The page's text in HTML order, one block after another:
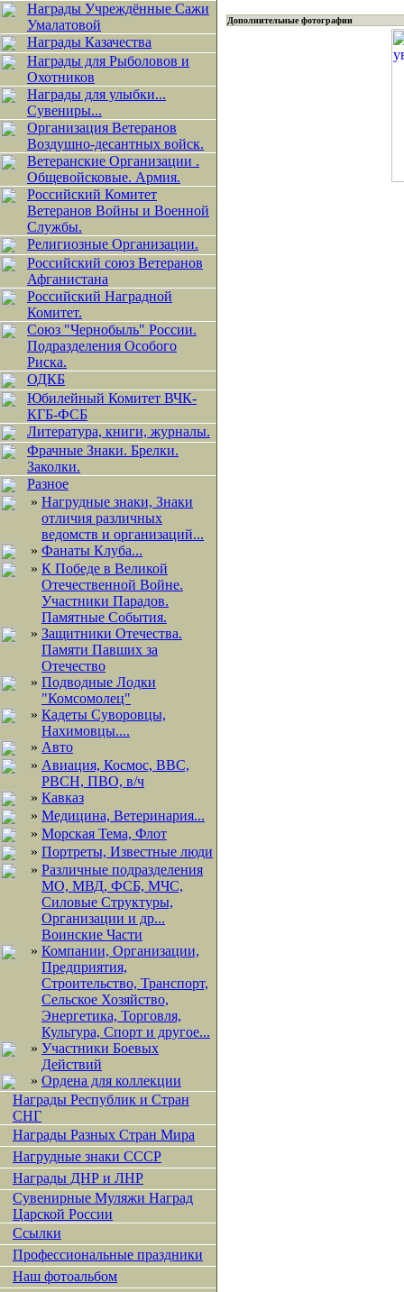
Награды Учреждённые Сажи
Умалатовой
Награды Казачества
Награды для Рыболовов и
Охотников
Награды для улыбки...
Сувениры...
Организация Ветеранов
Воздушно-десантных войск.
Ветеранские Организации .
Общевойсковые. Армия.
Российский Комитет
Ветеранов Войны и Военной
Службы.
Религиозные Организации.
Российский союз Ветеранов
Афганистана
Российский Наградной
Комитет.
Союз "Чернобыль" России.
Подразделения Особого
Риска.
ОДКБ
Юбилейный Комитет ВЧК-
КГБ-ФСБ
Литература, книги, журналы.
Фрачные Знаки. Брелки.
Заколки.
Разное
» Нагрудные знаки, Знаки
отличия различных
ведомств и организаций...
» Фанаты Клуба...
» К Победе в Великой
Отечественной Войне.
Участники Парадов.
Памятные События.
» Защитники Отечества.
Памяти Павших за
Отечество
» Подводные Лодки
"Комсомолец"
» Кадеты Суворовцы,
Нахимовцы....
» Авто
» Авиация, Космос, ВВС,
РВСН, ПВО, в/ч
» Кавказ
» Медицина, Ветеринария...
» Морская Тема, Флот
» Портреты, Известные люди
» Различные подразделения
МО, МВД, ФСБ, МЧС,
Силовые Структуры,
Организации и др...
Воинские Части
» Компании, Организации,
Предприятия,
Строительство, Транспорт,
Сельское Хозяйство,
Энергетика, Торговля,
Культура, Спорт и другое...
» Участники Боевых
Действий
» Ордена для коллекции
Награды Республик и Стран
СНГ
Награды Разных Стран Мира
Нагрудные знаки СССР
Награды ДНР и ЛНР
Сувенирные Муляжи Наград
Царской России
Ссылки
Профессиональные праздники
Наш фотоальбом
Дополнительные фотографии